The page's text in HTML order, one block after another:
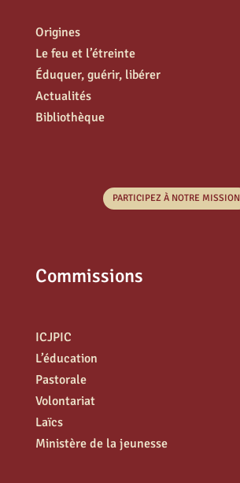
Origines
Le feu et l’étreinte
Éduquer, guérir, libérer
Actualités
Bibliothèque
PARTICIPEZ À NOTRE MISSION
Commissions
ICJPIC
L’éducation
Pastorale
Volontariat
Laïcs
Ministère de la jeunesse